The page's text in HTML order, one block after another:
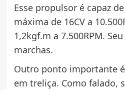
Esse propulsor é capaz
máxima de 16CV a
1,2kgf.m a 7.500RPM.
marchas.
Outro ponto importante
em treliça. Como falado,